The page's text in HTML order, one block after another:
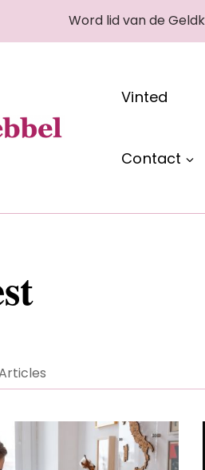
Word lid van de
Geldkwebbel
Vinted
Contact